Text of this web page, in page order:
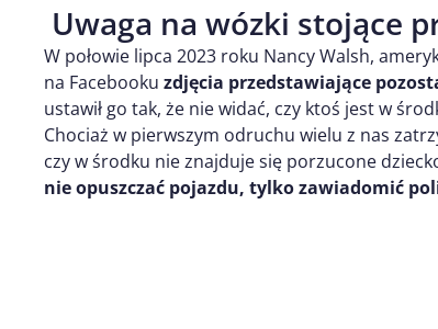
Uwaga na wózki stojące
W połowie lipca 2023 roku Nancy Walsh,
na Facebooku zdjęcia przedstawiające
ustawił go tak, że nie widać, czy ktoś jest w
Chociaż w pierwszym odruchu wielu z nas
czy w środku nie znajduje się porzucone
nie opuszczać pojazdu, tylko zawiadomić